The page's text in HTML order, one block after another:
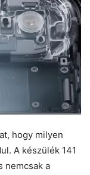
hogy milyen
A készülék 141
nemcsak a